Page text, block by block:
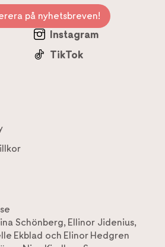
på nyhetsbreven!
Instagram
TikTok
Schönberg, Ellinor Jidenius,
Ekblad och Elinor Hedgren